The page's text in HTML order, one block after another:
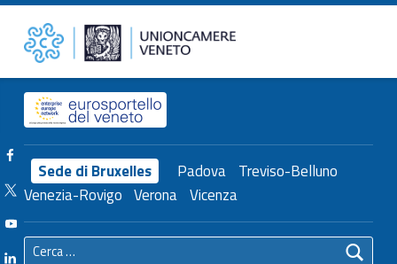
Aggiornamento n.8 – 2022 – Unioncamere del Veneto Unioncamere del Veneto
Header info sidebar
Sede di Bruxelles Padova Treviso-Belluno
Venezia-Rovigo Verona Vicenza
Facebook Unioncamere Veneto
Twitter Unioncamere Veneto
Youtube Unioncamere Veneto
Linkedin Unioncamere Veneto
Ricerca per: